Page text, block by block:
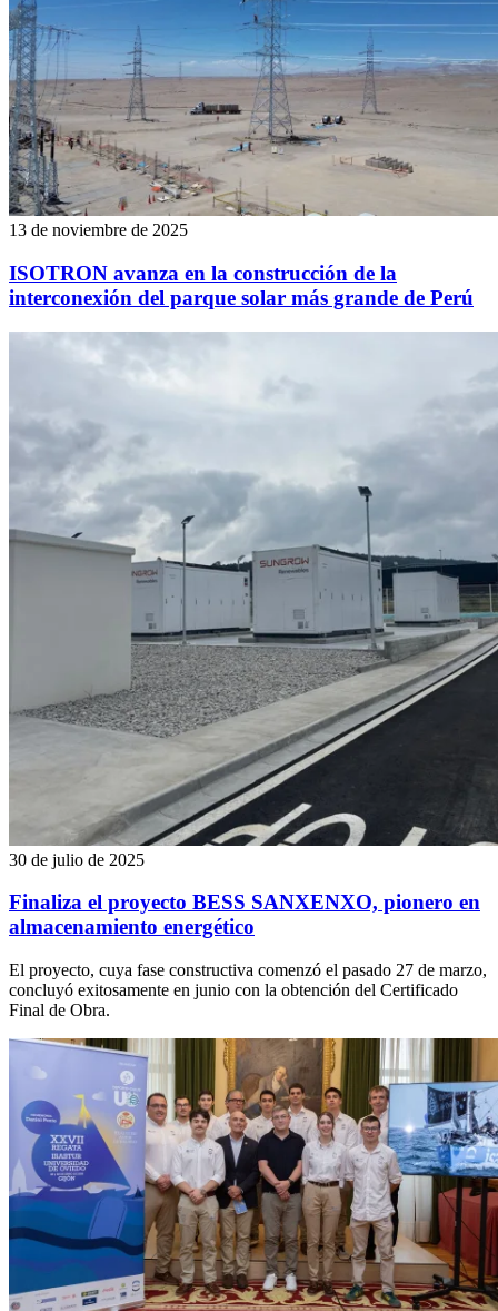
13 de noviembre de 2025
ISOTRON avanza en la construcción de la
interconexión del parque solar más grande de Perú
30 de julio de 2025
Finaliza el proyecto BESS SANXENXO, pionero en
almacenamiento energético
El proyecto, cuya fase constructiva comenzó el pasado 27 de marzo,
concluyó exitosamente en junio con la obtención del Certificado
Final de Obra.